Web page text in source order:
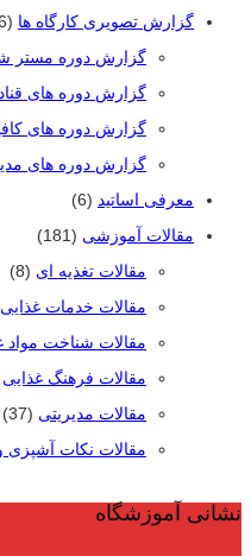
گزارش تصویری کارگاه ها (46)
گزارش دوره مستر
گزارش دوره های
گزارش دوره های
گزارش دوره های
معرفی اساتید (6)
مقالات آموزشی (181)
مقالات تغذیه ای (8)
مقالات خدمات
مقالات شناخت مواد
مقالات فرهنگ غذایی
مقالات مدیریتی (37)
مقالات نکات آشپزی
نشانی آموزشگاه